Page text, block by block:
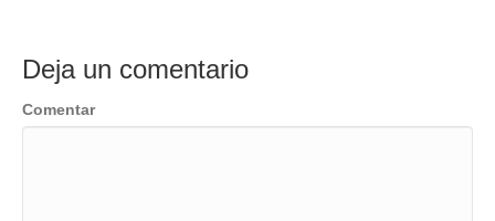
Deja un comentario
Comentar